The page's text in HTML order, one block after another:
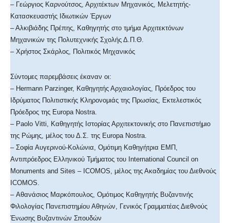
– Γεώργιος Καρνούτσος, Αρχιτέκτων Μηχανικός, Μελετητής-
Κατασκευαστής Ιδιωτικών Έργων
– Αλκιβιάδης Πρέπης, Καθηγητής στο τμήμα Αρχιτεκτόνων
Μηχανικών της Πολυτεχνικής Σχολής Δ.Π.Θ.
– Χρήστος Σκάρλος, Πολιτικός Μηχανικός
Σύντομες παρεμβάσεις έκαναν οι:
– Hermann Parzinger, Καθηγητής Αρχαιολογίας, Πρόεδρος του
Ιδρύματος Πολιτιστικής Κληρονομιάς της Πρωσίας, Εκτελεστικός
Πρόεδρος της Europa Nostra.
– Paolo Vitti, Καθηγητής Ιστορίας Αρχιτεκτονικής στο Πανεπιστήμιο
της Ρώμης, μέλος του Δ.Σ. της Europa Nostra.
– Σοφία Αυγερινού-Κολώνια, Ομότιμη Καθηγήτρια ΕΜΠ,
Αντιπρόεδρος Ελληνικού Τμήματος του International Council on
Monuments and Sites – ICOMOS, μέλος της Ακαδημίας του Διεθνούς
ICOMOS.
– Αθανάσιος Μαρκόπουλος, Ομότιμος Καθηγητής Βυζαντινής
Φιλολογίας Πανεπιστημίου Αθηνών, Γενικός Γραμματέας Διεθνούς
Ένωσης Βυζαντινών Σπουδών